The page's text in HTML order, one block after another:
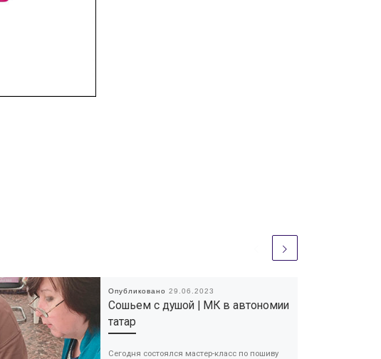
Опубликовано 29.06.2023
Сошьем с душой | МК в автономии
татар
Сегодня состоялся мастер-класс по пошиву